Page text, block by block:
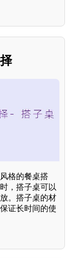
格的餐桌搭
，搭子桌可以
。搭子桌的材
证长时间的使